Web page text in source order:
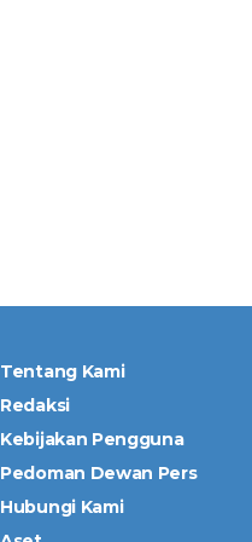
Tentang Kami
Redaksi
Kebijakan Pengguna
Pedoman Dewan Pers
Hubungi Kami